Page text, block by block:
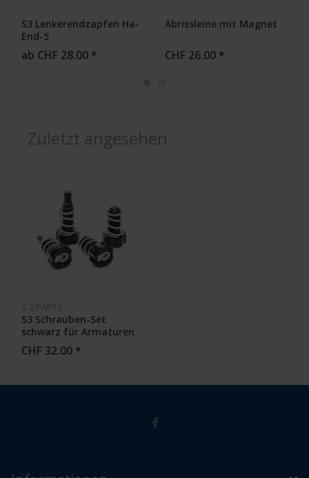
S3 Lenkerendzapfen Ha-
End-5
ab CHF 28.00 *
Abrissleine mit Magnet
CHF 26.00 *
Zuletzt angesehen
S 3 PARTS
S3 Schrauben-Set
schwarz für Armaturen
AJP,BKT,
CHF 32.00 *